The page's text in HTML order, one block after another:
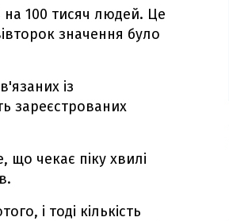
на 100 тисяч людей. Це
значення було
із
зареєстрованих
що чекає піку хвилі
і тоді кількість